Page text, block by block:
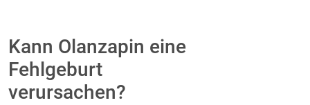
Kann Olanzapin eine
Fehlgeburt
verursachen?